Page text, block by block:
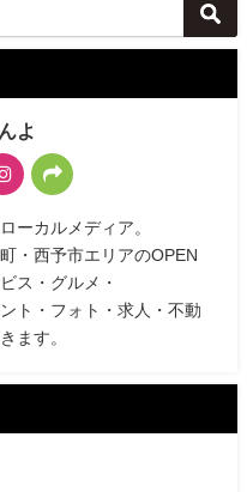
よ
ーカルメディア。
・西予市エリアのOPEN
ス・グルメ・
ト・フォト・求人・不動
ます。